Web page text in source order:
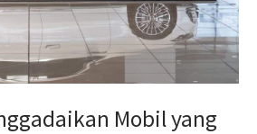
Mobil yang